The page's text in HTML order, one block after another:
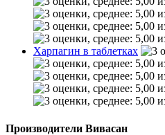
Харпагин в таблетках
Производители Вивасан